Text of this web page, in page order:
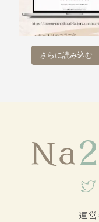
さらに読み込む
運営